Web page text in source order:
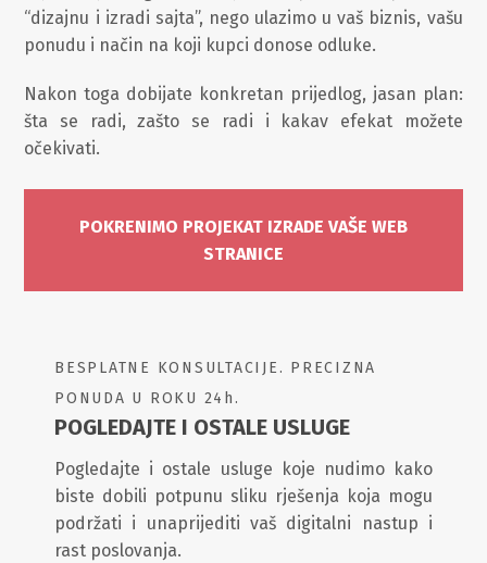
“dizajnu i izradi sajta”, nego ulazimo u vaš biznis, vašu
ponudu i način na koji kupci donose odluke.
Nakon toga dobijate konkretan prijedlog, jasan plan:
šta se radi, zašto se radi i kakav efekat možete
očekivati.
POKRENIMO PROJEKAT IZRADE VAŠE WEB
STRANICE
BESPLATNE KONSULTACIJE. PRECIZNA
PONUDA U ROKU 24h.
POGLEDAJTE I OSTALE USLUGE
Pogledajte i ostale usluge koje nudimo kako
biste dobili potpunu sliku rješenja koja mogu
podržati i unaprijediti vaš digitalni nastup i
rast poslovanja.